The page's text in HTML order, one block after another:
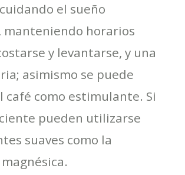
el sueño
manteniendo horarios
y levantarse, y una
asimismo se puede
café como estimulante. Si
pueden utilizarse
suaves como la